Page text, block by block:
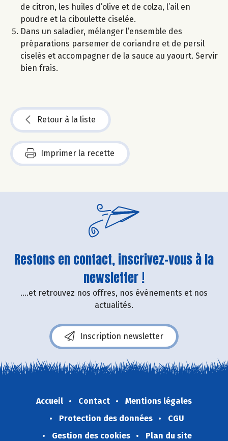
de citron, les huiles d’olive et de colza, l’ail en
poudre et la ciboulette ciselée.
Dans un saladier, mélanger l’ensemble des
préparations parsemer de coriandre et de persil
ciselés et accompagner de la sauce au yaourt. Servir
bien frais.
Retour à la liste
Imprimer la recette
Restons en contact, inscrivez-vous à la
newsletter !
....et retrouvez nos offres, nos événements et nos
actualités.
Inscription newsletter
Accueil Contact
Mentions légales
Protection des données
CGU
Gestion des cookies
Plan du site